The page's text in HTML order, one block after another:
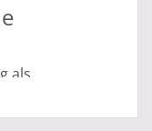
als
hat sich
Heute